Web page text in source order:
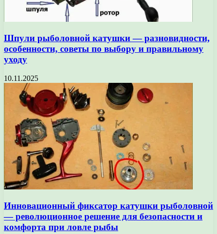
Шпули рыболовной катушки — разновидности,
особенности, советы по выбору и правильному
уходу
10.11.2025
Инновационный фиксатор катушки рыболовной
— революционное решение для безопасности и
комфорта при ловле рыбы